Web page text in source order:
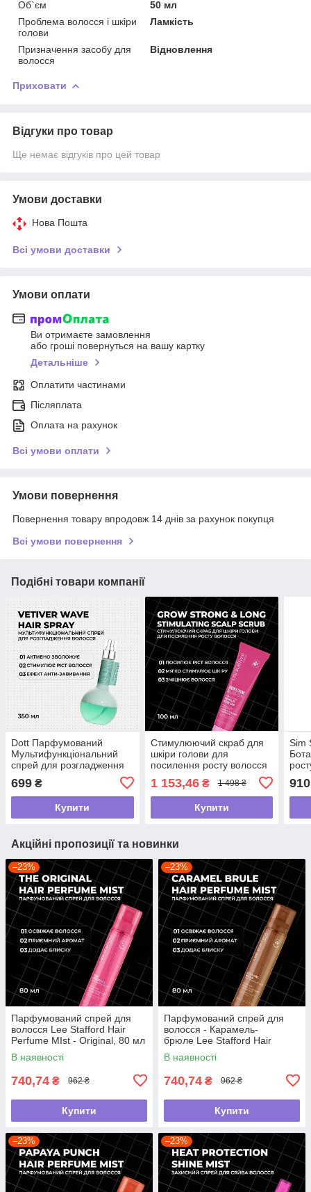
Об`єм
50 мл
Проблема волосся і шкіри
голови
Ламкість
Призначення засобу для
волосся
Відновлення
Приховати
Відгуки про товар
Ще немає відгуків про цей товар
Умови доставки
Нова Пошта
Всі умови доставки
Умови оплати
Ви отримаєте замовлення
або гроші повернуться на вашу картку
Детальніше
Оплатити частинами
Післяплата
Оплата на рахунок
Всі умови оплати
Умови повернення
Повернення товару впродовж 14 днів за рахунок покупця
Всі умови повернення
Подібні товари компанії
Dott Парфумований
Мультифункціональний
спрей для розгладження
волосся з гідролізованим
шовком
699 ₴
Купити
Стимулюючий скраб для
шкіри голови для
посилення росту волосся
1 153,46₴ 1 498 ₴
Купити
Sim
910
Акційні пропозиції та новинки
–23%
Парфумований спрей для
волосся Lee Stafford Hair
Perfume MIst - Original, 80 мл
В наявності
740,74 ₴ 962 ₴
Купити
–23%
Парфумований спрей для
волосся - Карамель-
брюле Lee Stafford Hair
Perfume Mist - Caramel
Brulee, 80 мл
В наявності
740,74 ₴ 962 ₴
Купити
–23% –23%